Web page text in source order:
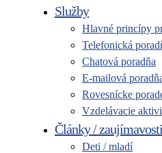
Služby
Hlavné princípy
Telefonická
Chatová poradňa
E-mailová
Rovesnícke
Vzdelávacie
Články / zaujímavosti
Deti / mladí